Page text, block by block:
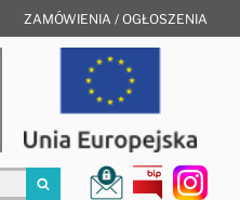
ZAMÓWIENIA / OGŁOSZENIA